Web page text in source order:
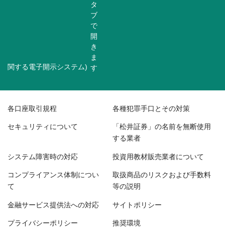
関する電子開示システム)
各口座取引規程 各種犯罪手口とその対策
セキュリティについて 「松井証券」の名前を無断使用
する業者
システム障害時の対応 投資用教材販売業者について
コンプライアンス体制につい
て
取扱商品のリスクおよび手数料
等の説明
金融サービス提供法への対応 サイトポリシー
プライバシーポリシー 推奨環境